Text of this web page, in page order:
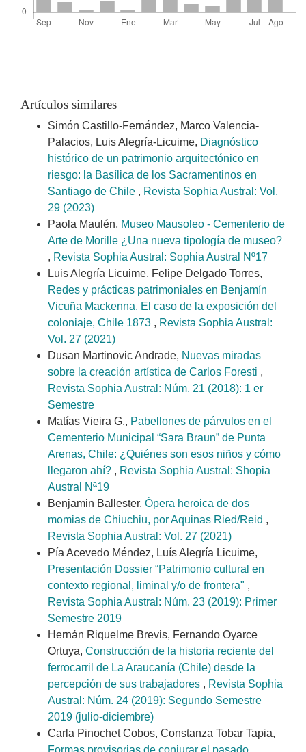
Artículos similares
Simón Castillo-Fernández, Marco Valencia-
Palacios, Luis Alegría-Licuime, Diagnóstico
histórico de un patrimonio arquitectónico en
riesgo: la Basílica de los Sacramentinos en
Santiago de Chile , Revista Sophia Austral: Vol.
29 (2023)
Paola Maulén, Museo Mausoleo - Cementerio de
Arte de Morille ¿Una nueva tipología de museo?
, Revista Sophia Austral: Sophia Austral Nº17
Luis Alegría Licuime, Felipe Delgado Torres,
Redes y prácticas patrimoniales en Benjamín
Vicuña Mackenna. El caso de la exposición del
coloniaje, Chile 1873 , Revista Sophia Austral:
Vol. 27 (2021)
Dusan Martinovic Andrade, Nuevas miradas
sobre la creación artística de Carlos Foresti ,
Revista Sophia Austral: Núm. 21 (2018): 1 er
Semestre
Matías Vieira G., Pabellones de párvulos en el
Cementerio Municipal “Sara Braun” de Punta
Arenas, Chile: ¿Quiénes son esos niños y cómo
llegaron ahí? , Revista Sophia Austral: Shopia
Austral Nª19
Benjamin Ballester, Ópera heroica de dos
momias de Chiuchiu, por Aquinas Ried/Reid ,
Revista Sophia Austral: Vol. 27 (2021)
Pía Acevedo Méndez, Luís Alegría Licuime,
Presentación Dossier “Patrimonio cultural en
contexto regional, liminal y/o de frontera" ,
Revista Sophia Austral: Núm. 23 (2019): Primer
Semestre 2019
Hernán Riquelme Brevis, Fernando Oyarce
Ortuya, Construcción de la historia reciente del
ferrocarril de La Araucanía (Chile) desde la
percepción de sus trabajadores , Revista Sophia
Austral: Núm. 24 (2019): Segundo Semestre
2019 (julio-diciembre)
Carla Pinochet Cobos, Constanza Tobar Tapia,